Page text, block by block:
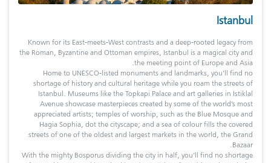
Istanbul
Known for its East-meets-West contrasts and a deep-rooted legacy from
the Roman, Byzantine and Ottoman empires, Istanbul is a magical city and
the meeting point of Europe and Asia.
Home to UNESCO-listed monuments and landmarks, you’ll find no
shortage of history and cultural heritage while you roam the streets of
Istanbul. Museums like the Topkapi Palace and art galleries in Istiklal
Avenue showcase masterpieces created by some of the world’s most
appreciated artists; temples of worship, such as the Blue Mosque and
Hagia Sophia, dot the cityscape; and a sea of colour fills the covered
streets of one of the oldest and largest markets in the world, the Grand
Bazaar.
With the mighty Bosporus dividing the city in half, you’ll find no shortage